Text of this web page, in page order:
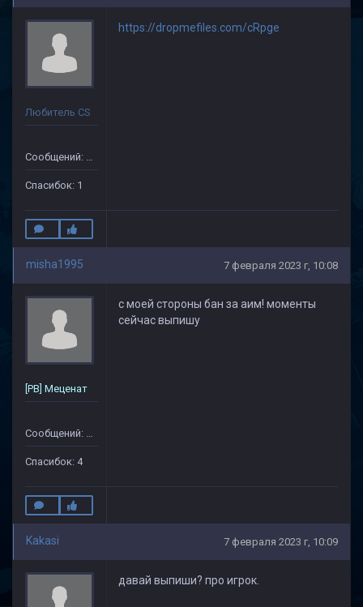
Любитель CS
Сообщений: 14
Спасибок: 1
https://dropmefiles.com/cRpge
misha1995 7 февраля 2023 г, 10:08
[PB] Меценат
Сообщений: 79
Спасибок: 4
с моей стороны бан за аим! моменты
сейчас выпишу
Kakasi 7 февраля 2023 г, 10:09
давай выпиши? про игрок.